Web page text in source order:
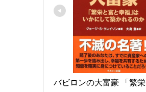
バビロンの大富豪 「繁